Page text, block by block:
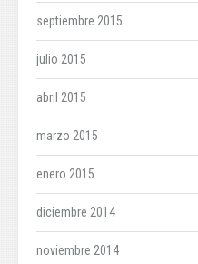
septiembre 2015
julio 2015
abril 2015
marzo 2015
enero 2015
diciembre 2014
noviembre 2014